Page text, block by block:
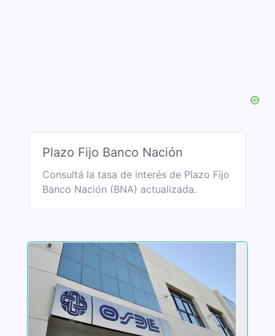
Plazo Fijo Banco Nación
Consultá la tasa de interés de Plazo Fijo
Banco Nación (BNA) actualizada.